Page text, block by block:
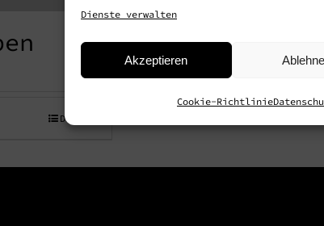
Dienste verwalten
Akzeptieren
Cookie-Richtlinie
Details